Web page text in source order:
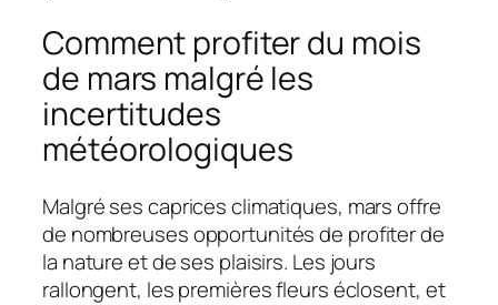
Comment profiter du mois
de mars malgré les
incertitudes
météorologiques
Malgré ses caprices climatiques, mars offre
de nombreuses opportunités de profiter de
la nature et de ses plaisirs. Les jours
rallongent, les premières fleurs éclosent, et